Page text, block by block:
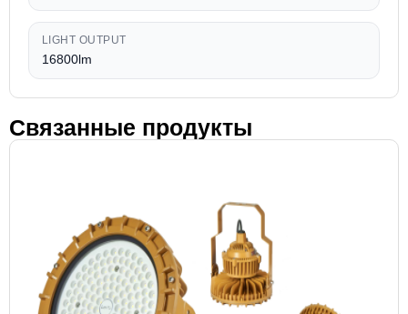
LIGHT OUTPUT
16800lm
Связанные продукты